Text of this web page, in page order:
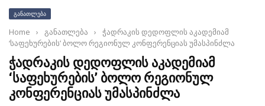
ᲒᲐᲜᲐᲗᲚᲔᲑᲐ
Home › განათლება ›
ჭადრაკის დედოფლის აკადემიამ
‘საფეხურების’ ბოლო რეგიონულ კონფერენციას უმასპინძლა
ᲭᲐᲓᲠᲐᲙᲘᲡ ᲓᲔᲓᲝᲤᲚᲘᲡ ᲐᲙᲐᲓᲔᲛᲘᲐᲛ
‘ᲡᲐᲤᲔᲮᲣᲠᲔᲑᲘᲡ’ ᲑᲝᲚᲝ ᲠᲔᲒᲘᲝᲜᲣᲚ
ᲙᲝᲜᲤᲔᲠᲔᲜᲪᲘᲐᲡ ᲣᲛᲐᲡᲞᲘᲜᲫᲚᲐ